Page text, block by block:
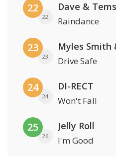
22
22
Dave & Tems
Raindance
23
23
Myles Smith
Drive Safe
24
24
DI-RECT
Won't Fall
25
26
Jelly Roll
I'm Good